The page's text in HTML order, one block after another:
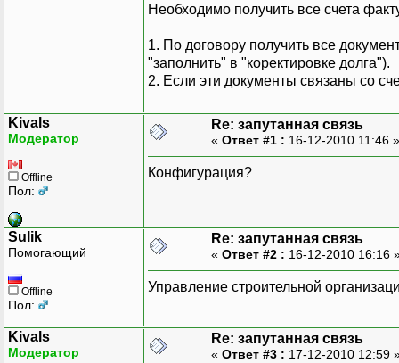
Необходимо получить все счета
1. По договору получить все
"заполнить" в "коректировке долга").
2. Если эти документы связаны со
Kivals
Модератор
Offline
Пол:
Re: запутанная связь
« Ответ #1 : 16-12-2010 11:46
Конфигурация?
Sulik
Помогающий
Offline
Пол:
Re: запутанная связь
« Ответ #2 : 16-12-2010 16:16
Управление строительной
Kivals
Модератор
Re: запутанная связь
« Ответ #3 : 17-12-2010 12:59